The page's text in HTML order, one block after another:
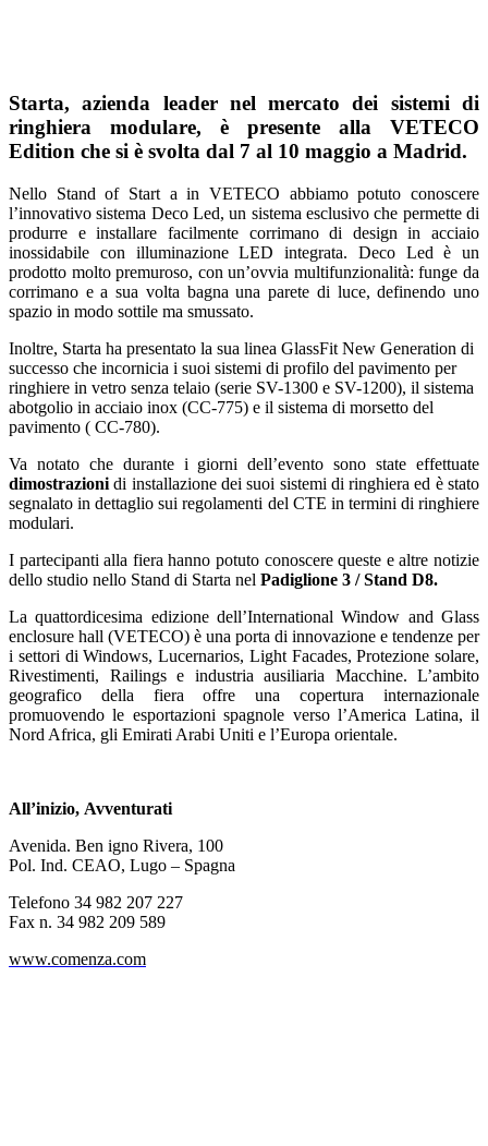
Starta, azienda leader nel mercato dei sistemi di
ringhiera modulare, è presente alla VETECO
Edition che si è svolta dal 7 al 10 maggio a Madrid.
Nello Stand of Start a in VETECO abbiamo potuto conoscere
l’innovativo sistema Deco Led, un sistema esclusivo che permette di
produrre e installare facilmente corrimano di design in acciaio
inossidabile con illuminazione LED integrata. Deco Led è un
prodotto molto premuroso, con un’ovvia multifunzionalità: funge da
corrimano e a sua volta bagna una parete di luce, definendo uno
spazio in modo sottile ma smussato.
Inoltre, Starta ha presentato la sua linea GlassFit New Generation di
successo che incornicia i suoi sistemi di profilo del pavimento per
ringhiere in vetro senza telaio (serie SV-1300 e SV-1200), il sistema
abotgolio in acciaio inox (CC-775) e il sistema di morsetto del
pavimento ( CC-780).
Va notato che durante i giorni dell’evento sono state effettuate
dimostrazioni di installazione dei suoi sistemi di ringhiera ed è stato
segnalato in dettaglio sui regolamenti del CTE in termini di ringhiere
modulari.
I partecipanti alla fiera hanno potuto conoscere queste e altre notizie
dello studio nello Stand di Starta nel Padiglione 3 / Stand D8.
La quattordicesima edizione dell’International Window and Glass
enclosure hall (VETECO) è una porta di innovazione e tendenze per
i settori di Windows, Lucernarios, Light Facades, Protezione solare,
Rivestimenti, Railings e industria ausiliaria Macchine. L’ambito
geografico della fiera offre una copertura internazionale
promuovendo le esportazioni spagnole verso l’America Latina, il
Nord Africa, gli Emirati Arabi Uniti e l’Europa orientale.
All’inizio, Avventurati
Avenida. Ben igno Rivera, 100
Pol. Ind. CEAO, Lugo – Spagna
Telefono 34 982 207 227
Fax n. 34 982 209 589
www.comenza.com